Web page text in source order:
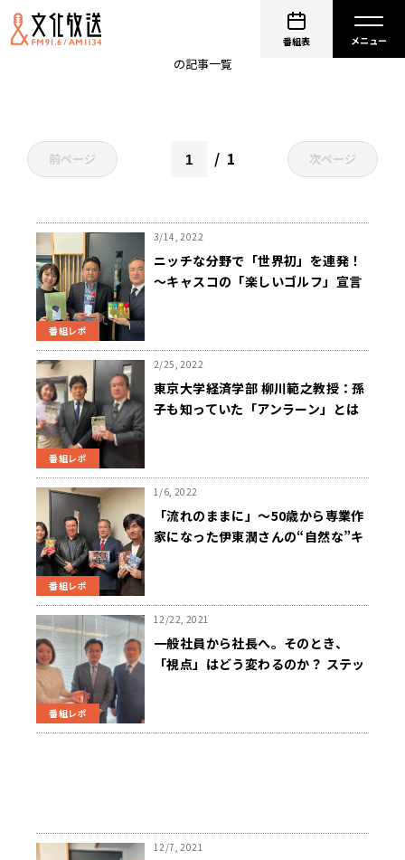
番組表
の記事一覧
前ページ 1 次ページ
番組レポ
3/14, 2022
ニッチな分野で「世界初」を連発！
～キャスコの「楽しいゴルフ」宣言
番組レポ
2/25, 2022
東京大学経済学部 柳川範之教授：孫
子も知っていた「アンラーン」とは
番組レポ
1/6, 2022
「流れのままに」～50歳から専業作
家になった伊東潤さんの“自然な”キ
番組レポ
12/22, 2021
一般社員から社長へ。そのとき、
「視点」はどう変わるのか？ ステッ
12/7, 2021